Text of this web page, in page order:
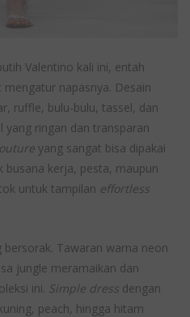
Valentino kali ini, entah
napasnya. Desain
ruffle, bulu-bulu, tassel, dan
yang ringan dan transparan
yang sangat bisa dipakai
busana kerja, pesta, maupun
untuk tampilan effortless
Tawaran warna neon
jungle meramaikan dan
ini. Simple dress dengan
peach, hingga hitam